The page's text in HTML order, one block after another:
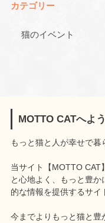
カテゴリー
MOTTO CATへよ
もっと猫と人が幸せで暮
当サイト【MOTTO CAT
と心地よく、もっと豊
的な情報を提供するサイ
今までよりもっと猫と